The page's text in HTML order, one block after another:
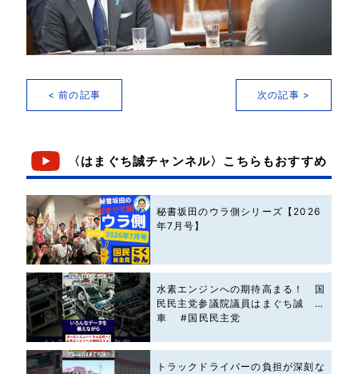
< 前の記事 次の記事 >
〈はまぐち誠チャンネル〉こちらもおすすめ
秘書坂田のウラ側シリーズ【2026
年7月号】
水素エンジンへの期待高まる！ 国
民民主党参議院議員はまぐち誠 #
車 #国民民主党
トラックドライバーの負担が深刻な